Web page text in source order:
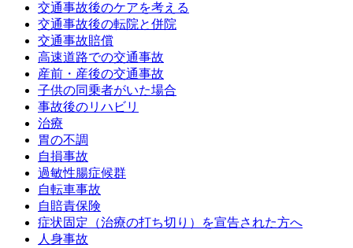
交通事故後のケアを考える
交通事故後の転院と併院
交通事故賠償
高速道路での交通事故
産前・産後の交通事故
子供の同乗者がいた場合
事故後のリハビリ
治療
胃の不調
自損事故
過敏性腸症候群
自転車事故
自賠責保険
症状固定（治療の打ち切り）を宣告された方へ
人身事故